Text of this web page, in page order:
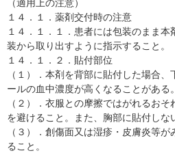
（適用上の注意）
１４．１．薬剤交付時の注意
１４．１．１．患者には包装のまま
装から取り出すように指示すること。
１４．１．２．貼付部位
（１）．本剤を背部に貼付した場合
ールの血中濃度が高くなることがある。
（２）．衣服との摩擦ではがれるお
を避けること。また、胸部に貼付しな
（３）．創傷面又は湿疹・皮膚炎等
ること。